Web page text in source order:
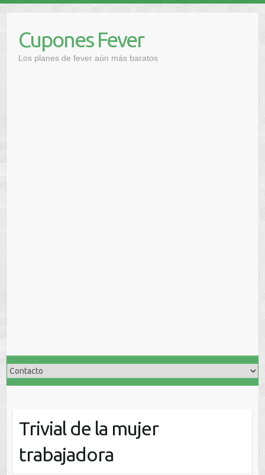
contenidoCupones Fever
Los planes de fever aún más baratos
Trivial de la mujer
trabajadora